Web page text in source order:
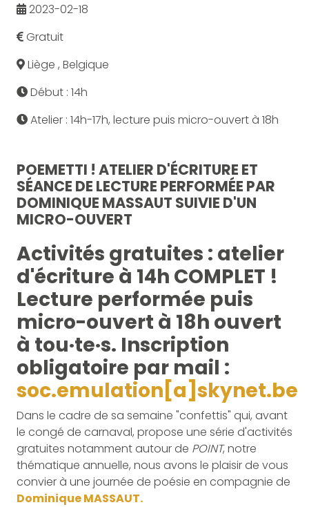
2023-02-18
Gratuit
Liège , Belgique
Début : 14h
Atelier : 14h-17h, lecture puis micro-ouvert à 18h
POEMETTI ! ATELIER D'ÉCRITURE ET
SÉANCE DE LECTURE PERFORMÉE PAR
DOMINIQUE MASSAUT SUIVIE D'UN
MICRO-OUVERT
Activités gratuites : atelier
d'écriture à 14h COMPLET !
Lecture performée puis
micro-ouvert à 18h ouvert
à tou·te·s. Inscription
obligatoire par mail :
soc.emulation[a]skynet.be
Dans le cadre de sa semaine "confettis" qui, avant
le congé de carnaval, propose une série d'activités
gratuites notamment autour de POINT, notre
thématique annuelle, nous avons le plaisir de vous
convier à une journée de poésie en compagnie de
Dominique MASSAUT.